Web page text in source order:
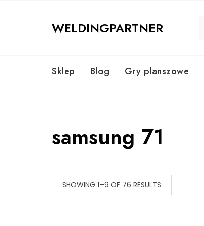
WELDINGPARTNER
Sklep Blog Gry planszowe
samsung 71
SHOWING 1–9 OF 76 RESULTS